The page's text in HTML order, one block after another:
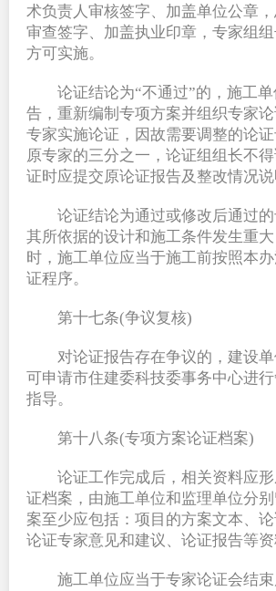
术负责人审核签字、加盖单位公章
审查签字、加盖执业印章，专家组
方可实施。
论证结论为“不通过”的，施工
告，重新编制专项方案并组织专家
专家实施论证，因故需要调整的论
原专家的三分之一，论证组组长不
证时应提交原论证报告及整改情况说
论证结论为通过或修改后通过
其所依据的设计和施工条件发生重
时，施工单位应当于施工前按照本
证程序。
第十七条(争议复核)
对论证报告存在争议的，建设
可申请市住建委科技委事务中心进
指导。
第十八条(专项方案论证档案)
论证工作完成后，相关资料应
证档案，由施工单位和监理单位分
案至少应包括：项目的方案文本、论
论证专家意见和建议、论证报告等资
施工单位应当于专家论证会结束